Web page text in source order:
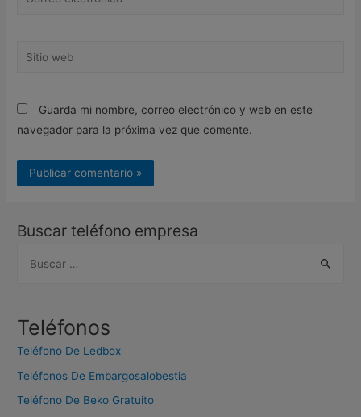
Sitio
Guarda mi nombre, correo electrónico y web en este
navegador para la próxima vez que comente.
Buscar teléfono empresa
c
:
Teléfonos
Teléfono De Ledbox
Teléfonos De Embargosalobestia
Teléfono De Beko Gratuito